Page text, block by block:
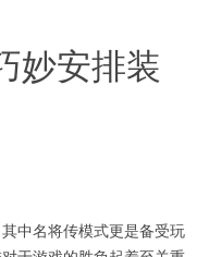
妙安排装
中名将传模式更是备受玩